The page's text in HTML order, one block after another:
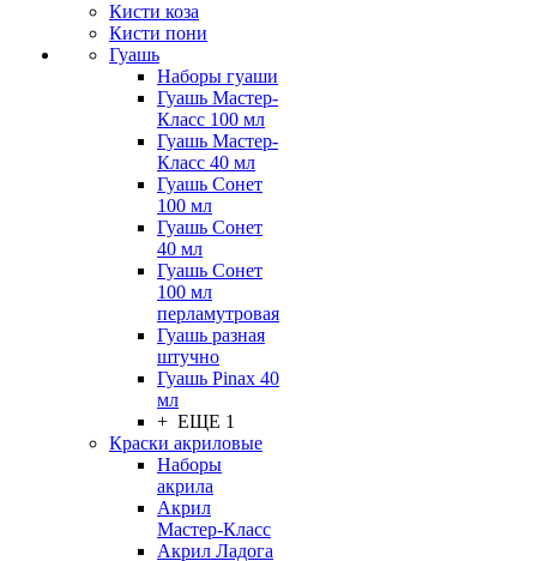
Кисти коза
Кисти пони
Гуашь
Наборы гуаши
Гуашь Мастер-
Класс 100 мл
Гуашь Мастер-
Класс 40 мл
Гуашь Сонет
100 мл
Гуашь Сонет
40 мл
Гуашь Сонет
100 мл
перламутровая
Гуашь разная
штучно
Гуашь Pinax 40
мл
+ ЕЩЕ 1
Краски акриловые
Наборы
акрила
Акрил
Мастер-Класс
Акрил Ладога